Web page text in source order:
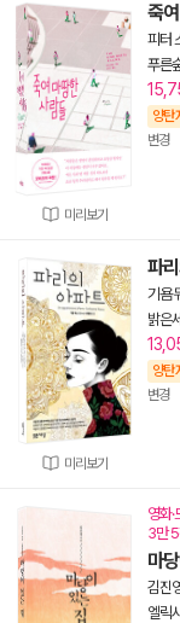
미리보기
죽
피터
푸른
양탄
변경
미리보기
파
기욤
밝은
양탄
변경
영화
3만
마
김진
엘릭